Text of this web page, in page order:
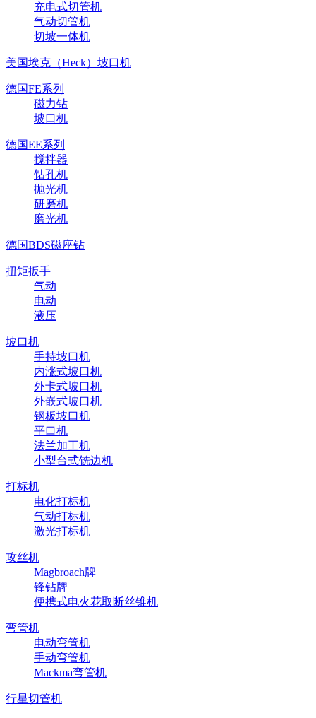
充电式切管机
气动切管机
切坡一体机
美国埃克（Heck）坡口机
德国FE系列
磁力钻
坡口机
德国EE系列
搅拌器
钻孔机
抛光机
研磨机
磨光机
德国BDS磁座钻
扭矩扳手
气动
电动
液压
坡口机
手持坡口机
内涨式坡口机
外卡式坡口机
外嵌式坡口机
钢板坡口机
平口机
法兰加工机
小型台式铣边机
打标机
电化打标机
气动打标机
激光打标机
攻丝机
Magbroach牌
锋钻牌
便携式电火花取断丝锥机
弯管机
电动弯管机
手动弯管机
Mackma弯管机
行星切管机